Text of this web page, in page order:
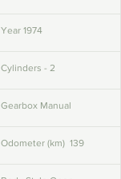
Year 1974
Cylinders - 2
Gearbox Manual
Odometer (km)  139